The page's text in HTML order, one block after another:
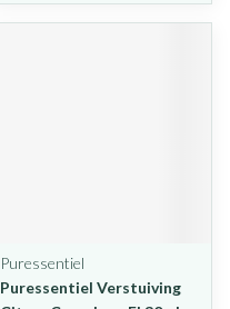
Puressentiel
Puressentiel Verstuiving